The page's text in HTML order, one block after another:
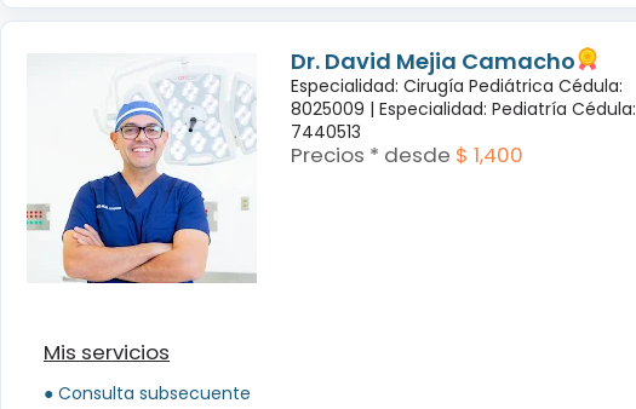
Dr. David Mejia Camacho
Especialidad: Cirugía Pediátrica Cédula:
8025009 | Especialidad: Pediatría Cédula:
7440513
Precios * desde $ 1,400
Mis servicios
● Consulta subsecuente